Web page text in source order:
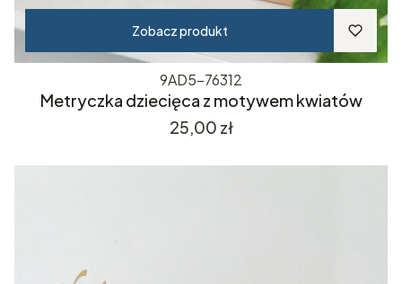
Zobacz produkt
9AD5-76312
Metryczka dziecięca z motywem kwiatów
Cena
25,00 zł